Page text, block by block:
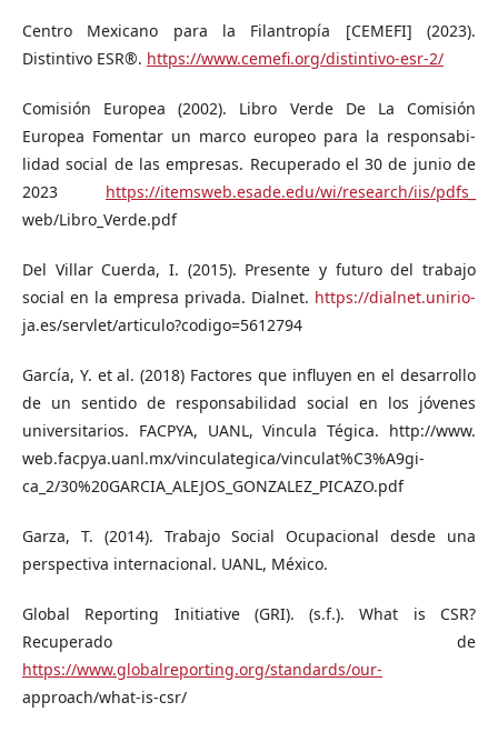
Centro Mexicano para la Filantropía [CEMEFI] (2023).
Distintivo ESR®. https://www.cemefi.org/distintivo-esr-2/
Comisión Europea (2002). Libro Verde De La Comisión
Europea Fomentar un marco europeo para la responsabi-
lidad social de las empresas. Recuperado el 30 de junio de
2023 https://itemsweb.esade.edu/wi/research/iis/pdfs_
web/Libro_Verde.pdf
Del Villar Cuerda, I. (2015). Presente y futuro del trabajo
social en la empresa privada. Dialnet. https://dialnet.unirio-
ja.es/servlet/articulo?codigo=5612794
García, Y. et al. (2018) Factores que influyen en el desarrollo
de un sentido de responsabilidad social en los jóvenes
universitarios. FACPYA, UANL, Vincula Tégica. http://www.
web.facpya.uanl.mx/vinculategica/vinculat%C3%A9gi-
ca_2/30%20GARCIA_ALEJOS_GONZALEZ_PICAZO.pdf
Garza, T. (2014). Trabajo Social Ocupacional desde una
perspectiva internacional. UANL, México.
Global Reporting Initiative (GRI). (s.f.). What is CSR?
Recuperado de
https://www.globalreporting.org/standards/our-
approach/what-is-csr/